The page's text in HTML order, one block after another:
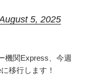
5, 2025
機関Express、今週
移行します！